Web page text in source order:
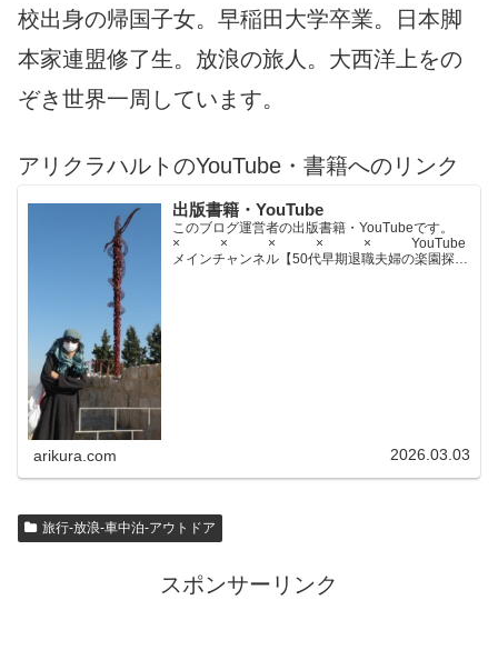
校出身の帰国子女。早稲田大学卒業。日本脚
本家連盟修了生。放浪の旅人。大西洋上をの
ぞき世界一周しています。
アリクラハルトのYouTube・書籍へのリンク
出版書籍・YouTube
このブログ運営者の出版書籍・YouTubeです。
× × × × × YouTube
メインチャンネル【50代早期退職夫婦の楽園探求
arikura.com 2026.03.03
旅行-放浪-車中泊-アウトドア
スポンサーリンク